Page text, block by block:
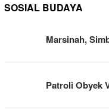
SOSIAL BUDAYA
Marsinah,
Patroli Obyek